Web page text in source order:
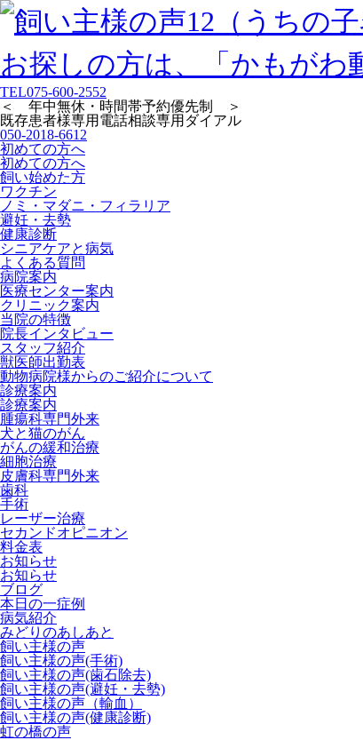
TEL075-600-2552
＜ 年中無休・時間帯予約優先制 ＞
既存患者様専用 電話相談専用ダイアル
050-2018-6612
初めての方へ
初めての方へ
飼い始めた方
ワクチン
ノミ・マダニ・フィラリア
避妊・去勢
健康診断
シニアケアと病気
よくある質問
病院案内
医療センター案内
クリニック案内
当院の特徴
院長インタビュー
スタッフ紹介
獣医師出勤表
動物病院様からのご紹介について
診療案内
診療案内
腫瘍科専門外来
犬と猫のがん
がんの緩和治療
細胞治療
皮膚科専門外来
歯科
手術
レーザー治療
セカンドオピニオン
料金表
お知らせ
お知らせ
ブログ
本日の一症例
病気紹介
みどりのあしあと
飼い主様の声
飼い主様の声(手術)
飼い主様の声(歯石除去)
飼い主様の声(避妊・去勢)
飼い主様の声（輸血）
飼い主様の声(健康診断)
虹の橋の声